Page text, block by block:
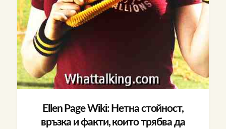
Ellen Page Wiki: Нетна стойност,
връзка и факти, които трябва да